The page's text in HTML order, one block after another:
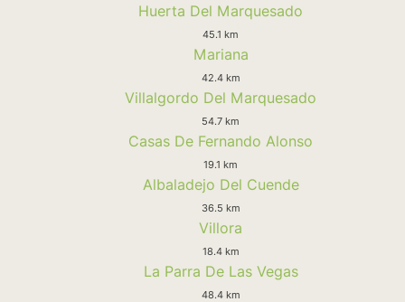
Huerta Del Marquesado
45.1 km
Mariana
42.4 km
Villalgordo Del Marquesado
54.7 km
Casas De Fernando Alonso
19.1 km
Albaladejo Del Cuende
36.5 km
Villora
18.4 km
La Parra De Las Vegas
48.4 km